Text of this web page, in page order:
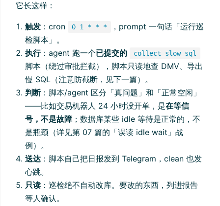
它长这样：
触发 ：cron 0 1 * * *
，prompt 一句话「运行巡
检脚本」。
执行：agent 跑一个已提交的 collect_slow_sql
脚本（绕过审批拦截），脚本只读地查 DMV、导出
慢 SQL（注意防截断，见下一篇）。
判断：脚本/agent 区分「真问题」和「正常空闲」
——比如交易机器人 24 小时没开单，是在等信
号，不是故障；数据库某些 idle 等待是正常的，不
是瓶颈（详见第 07 篇的「误读 idle wait」战
例）。
送达 ：脚本自己把日报发到 Telegram，clean 也发
心跳。
只读 ：巡检绝不自动改库。要改的东西，列进报告
等人确认。